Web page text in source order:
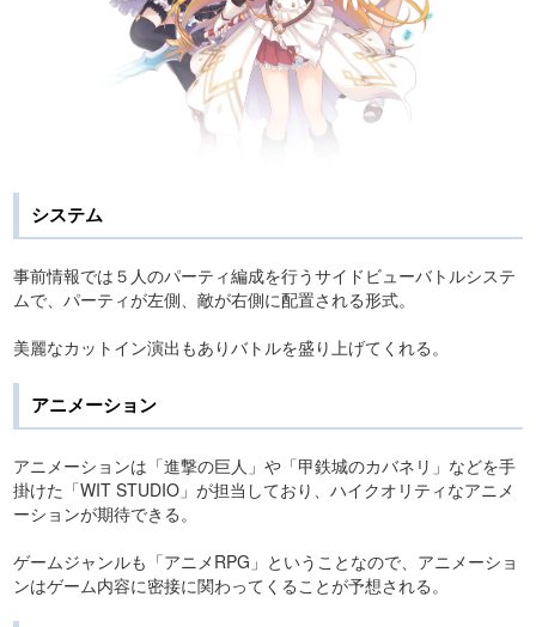
システム
事前情報では５人のパーティ編成を行うサイドビューバトルシステ
ムで、パーティが左側、敵が右側に配置される形式。
美麗なカットイン演出もありバトルを盛り上げてくれる。
アニメーション
アニメーションは「進撃の巨人」や「甲鉄城のカバネリ」などを手
掛けた「WIT STUDIO」が担当しており、ハイクオリティなアニメ
ーションが期待できる。
ゲームジャンルも「アニメRPG」ということなので、アニメーショ
ンはゲーム内容に密接に関わってくることが予想される。